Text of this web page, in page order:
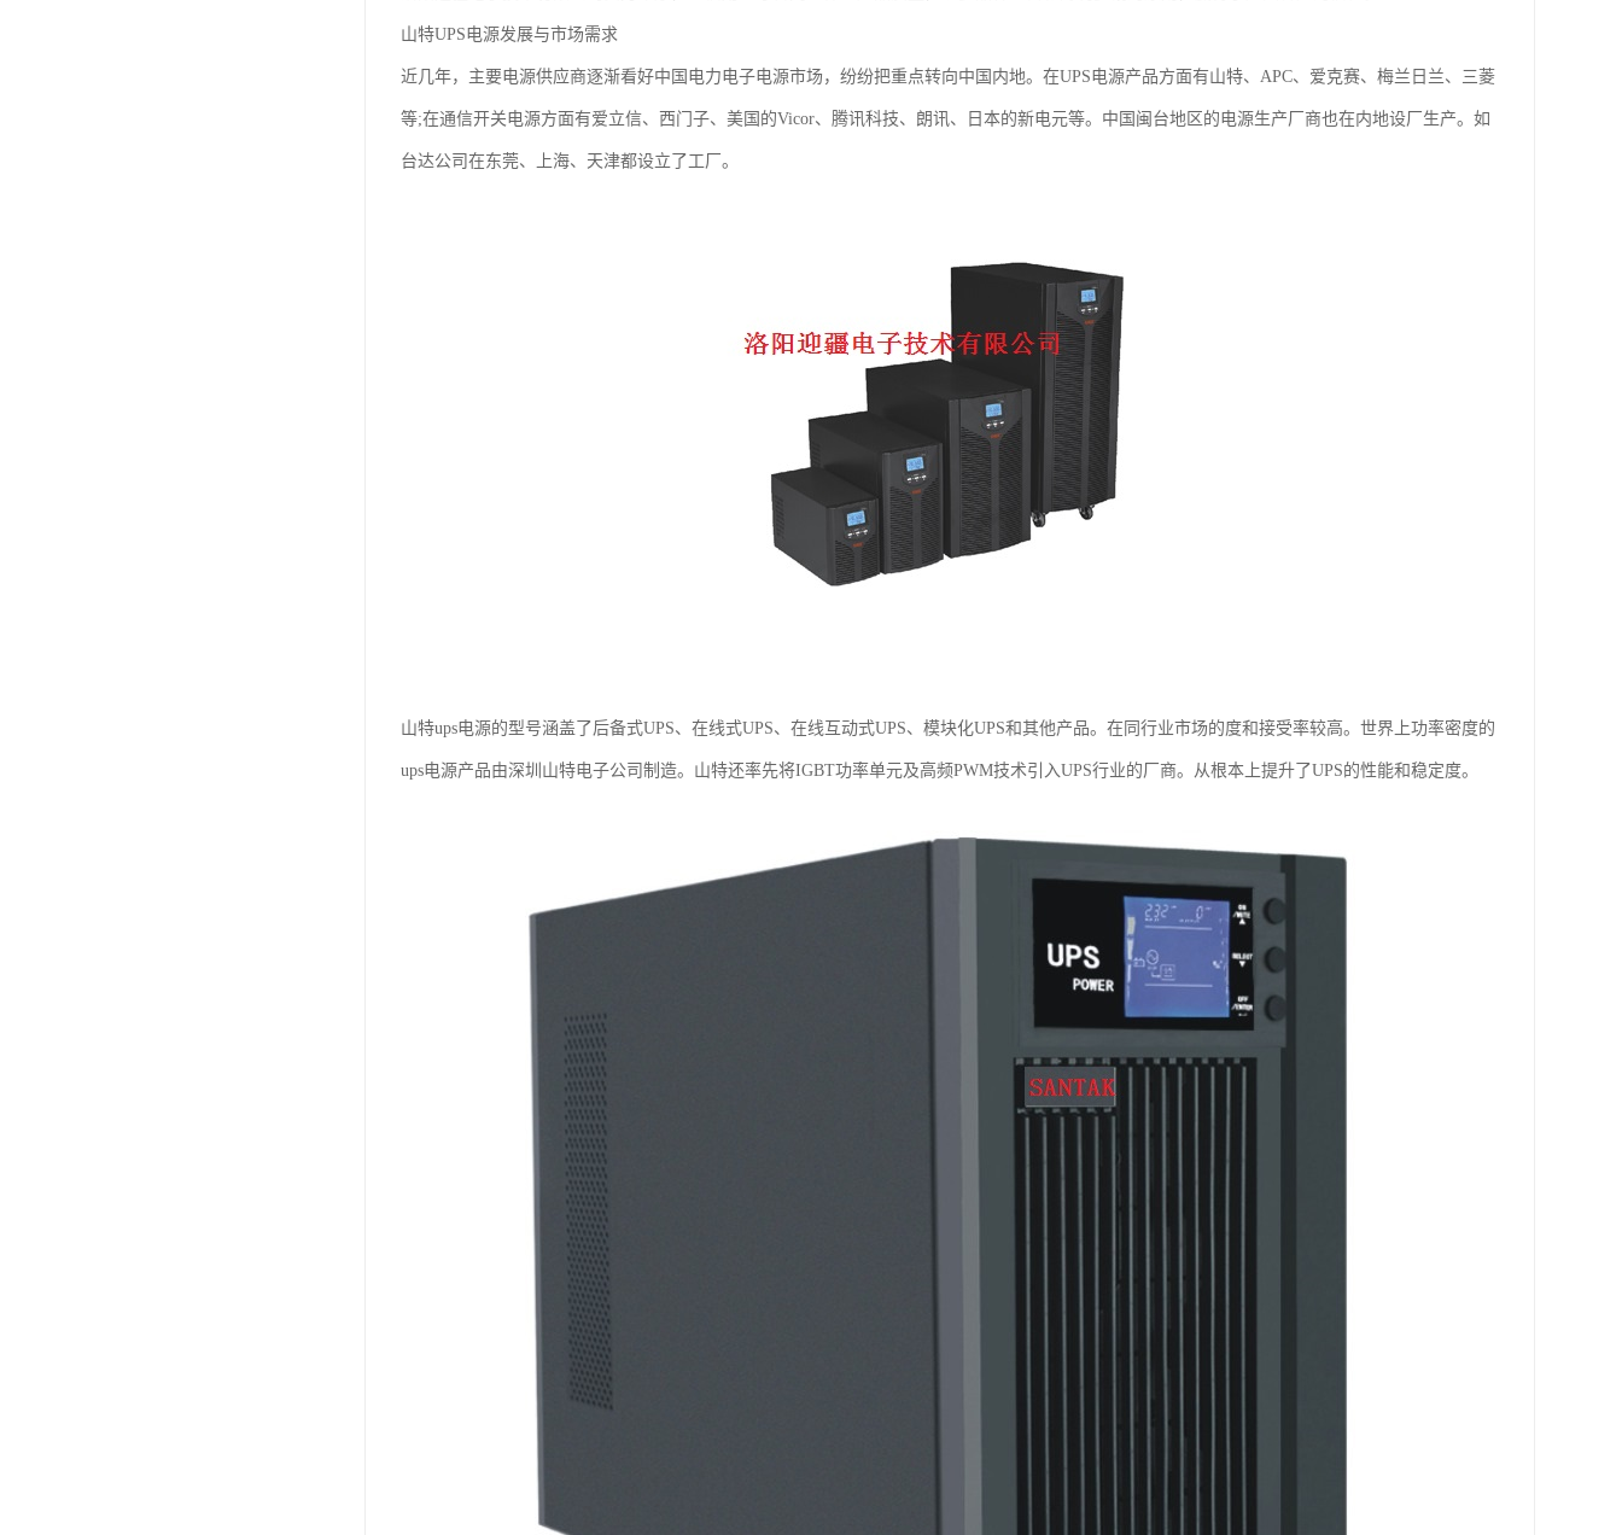
山特UPS电源发展与市场需求
近几年，主要电源供应商逐渐看好中国电力电子电源市场，纷纷把重点转向中国内地。在UPS电源产品方面有山特、APC、爱克赛、梅兰日兰、三菱
等;在通信开关电源方面有爱立信、西门子、美国的Vicor、腾讯科技、朗讯、日本的新电元等。中国闽台地区的电源生产厂商也在内地设厂生产。如
台达公司在东莞、上海、天津都设立了工厂。
山特ups电源的型号涵盖了后备式UPS、在线式UPS、在线互动式UPS、模块化UPS和其他产品。在同行业市场的度和接受率较高。世界上功率密度的
ups电源产品由深圳山特电子公司制造。山特还率先将IGBT功率单元及高频PWM技术引入UPS行业的厂商。从根本上提升了UPS的性能和稳定度。